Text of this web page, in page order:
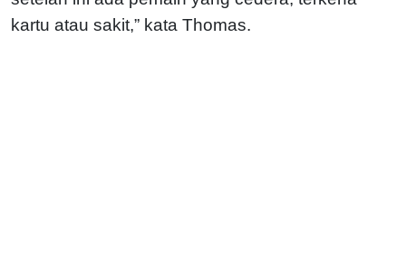
kartu atau sakit,” kata Thomas.